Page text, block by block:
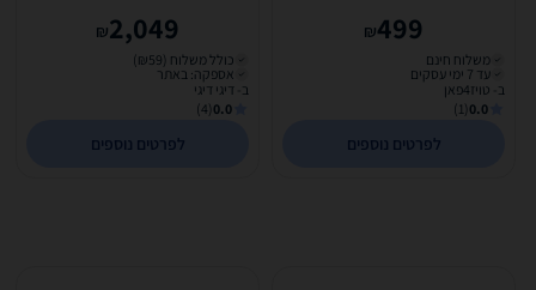
499
₪
משלוח חינם
עד 7 ימי עסקים
ב- טויז4פאן
0.0
(1)
לפרטים נוספים
2,049
₪
כולל משלוח (₪59)
אספקה: באתר
ב- דיגי דיגי
0.0
(4)
לפרטים נוספים